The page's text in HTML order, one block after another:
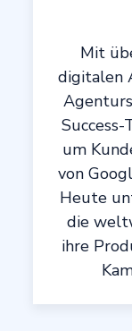
Mit
digitalen
um
von
Heute
die
ihre